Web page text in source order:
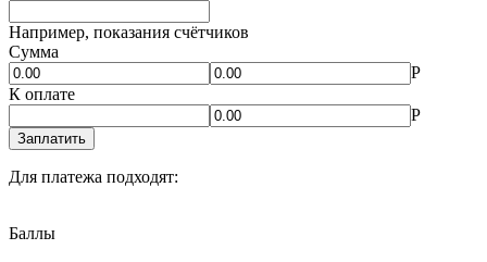
Например, показания счётчиков
Сумма
Р
К оплате
Р
Заплатить
Для платежа подходят:
Баллы